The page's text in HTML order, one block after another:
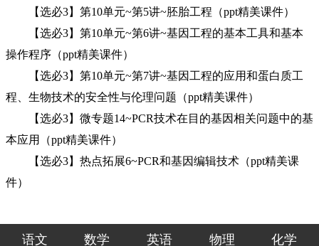
【选必3】第10单元~第5讲~胚胎工程（ppt精美课件）
【选必3】第10单元~第6讲~基因工程的基本工具和基本
操作程序（ppt精美课件）
【选必3】第10单元~第7讲~基因工程的应用和蛋白质工
程、生物技术的安全性与伦理问题（ppt精美课件）
【选必3】微专题14~PCR技术在目的基因相关问题中的基
本应用（ppt精美课件）
【选必3】热点拓展6~PCR和基因编辑技术（ppt精美课
件）
语文 数学 英语 物理 化学